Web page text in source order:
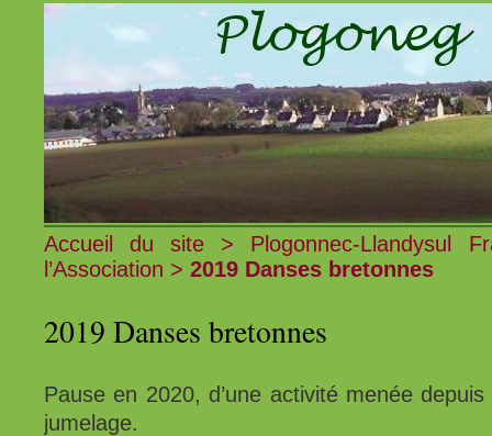
Accueil du site > Plogonnec-Llandysul
l’Association > 2019 Danses bretonnes
2019 Danses bretonnes
Pause en 2020, d’une activité menée
jumelage.